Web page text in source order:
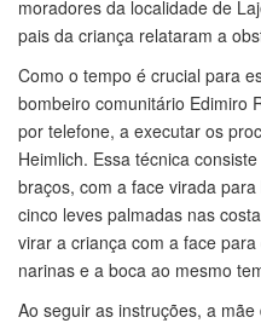
moradores da localidade de
pais da criança relataram a
Como o tempo é crucial para
bombeiro comunitário Edimiro
por telefone, a executar os
Heimlich. Essa técnica
braços, com a face virada
cinco leves palmadas nas
virar a criança com a face
narinas e a boca ao mesmo
Ao seguir as instruções, a